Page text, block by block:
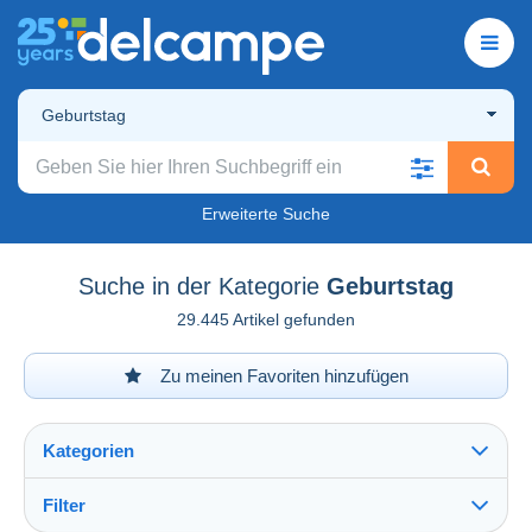
Geburtstag
Erweiterte Suche
Suche in der Kategorie Geburtstag
29.445 Artikel gefunden
Zu meinen Favoriten hinzufügen
Kategorien
Filter